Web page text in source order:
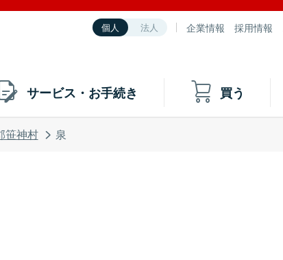
個人 法人 企業情報 採用情報
サービス・お手続き 買う
笹神村 泉